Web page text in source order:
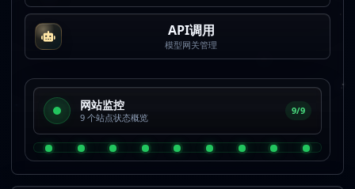
API调用
模型网关管理
网站监控
9 个站点状态概览
9/9